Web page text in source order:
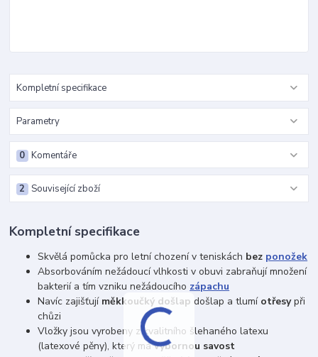
Kompletní specifikace
Parametry
Komentáře
0
Související zboží
2
Kompletní specifikace
Skvělá pomůcka pro letní chození v teniskách bez ponožek
Absorbováním nežádoucí vlhkosti v obuvi zabraňují množení
bakterií a tím vzniku nežádoucího zápachu
Navíc zajišťují měkkoučký došlap došlap a tlumí otřesypři
chůzi
Vložky jsou vyrobeny z kvalitního šlehaného latexu
(latexové pěny), který mávýbornou savost